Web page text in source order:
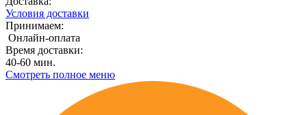
Условия доставки
Принимаем:
Онлайн-оплата
Время доставки:
40-60 мин.
Смотреть полное меню